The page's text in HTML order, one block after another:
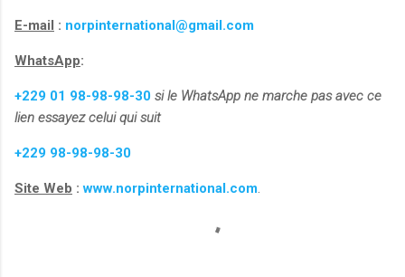
E-mail : norpinternational@gmail.com
WhatsApp:
+229 01 98-98-98-30 si le WhatsApp ne marche pas avec ce
lien essayez celui qui suit
+229 98-98-98-30
Site Web :www.norpinternational.com.